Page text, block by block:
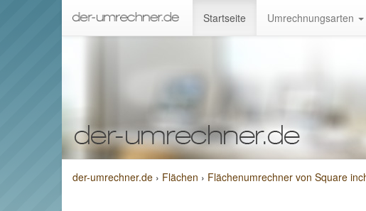
Startseite Umrechnungsarten
der-umrechner.de › Flächen › Flächenumrechner von Square